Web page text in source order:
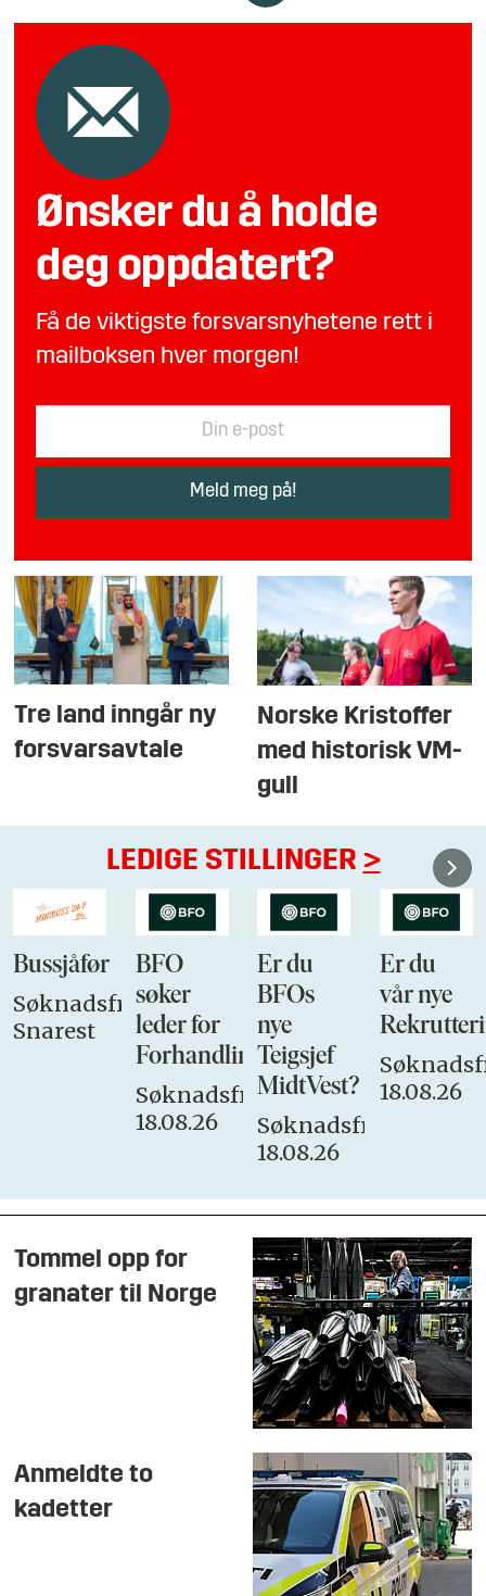
Ønsker du å holde
deg oppdatert?
Få de viktigste forsvarsnyhetene rett i
mailboksen hver morgen!
Tre land inngår ny
forsvarsavtale
Norske Kristoffer
med historisk VM-
gull
LEDIGE STILLINGER >
Bussjåfør
Søknadsfrist:
Snarest
BFO
søker
leder for
Forhandlingsutvalget
Søknadsfrist:
18.08.26
Er du
BFOs
nye
Teigsjef
MidtVest?
Søknadsfrist:
18.08.26
Er du
vår nye
18.08.26
Tommel opp for
granater til Norge
Anmeldte to
kadetter